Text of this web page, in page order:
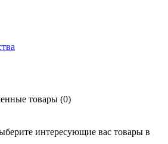
товары (0)
интересующие вас товары в